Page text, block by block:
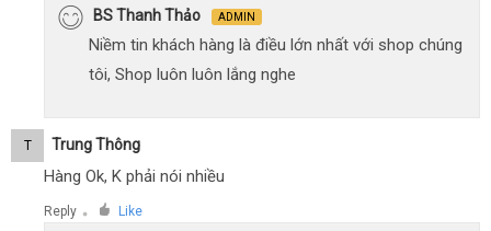
BS Thanh Thảo ADMIN
Niềm tin khách hàng là điều lớn nhất với shop chúng
tôi, Shop luôn luôn lắng nghe
T Trung Thông
Hàng Ok, K phải nói nhiều
Reply ● Like